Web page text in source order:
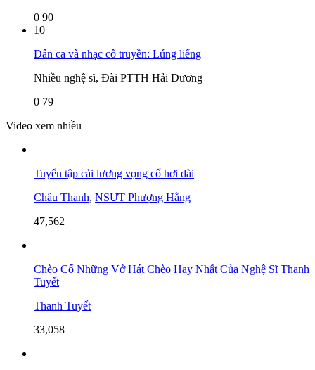
0 90
10
Dân ca và nhạc cổ truyền: Lúng liếng
Nhiều nghệ sĩ, Đài PTTH Hải Dương
0 79
Video xem nhiều
Tuyển tập cải lương vọng cổ hơi dài
Châu Thanh, NSƯT Phượng Hằng
47,562
Chèo Cổ Những Vở Hát Chèo Hay Nhất Của Nghệ Sĩ Thanh
Tuyết
Thanh Tuyết
33,058